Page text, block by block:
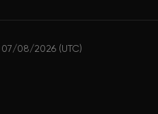
08/2026 (UTC)